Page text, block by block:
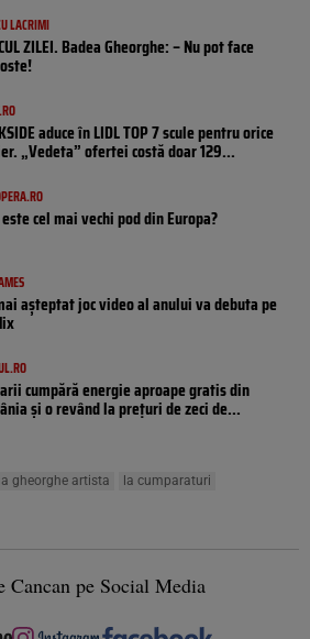
LACRIMI
ZILEI. Badea Gheorghe: – Nu pot face
aduce în LIDL TOP 7 scule pentru orice
„Vedeta” ofertei costă doar 129...
cel mai vechi pod din Europa?
așteptat joc video al anului va debuta pe
cumpără energie aproape gratis din
și o revând la prețuri de zeci de...
gheorghe artista
la cumparaturi
Cancan pe Social Media